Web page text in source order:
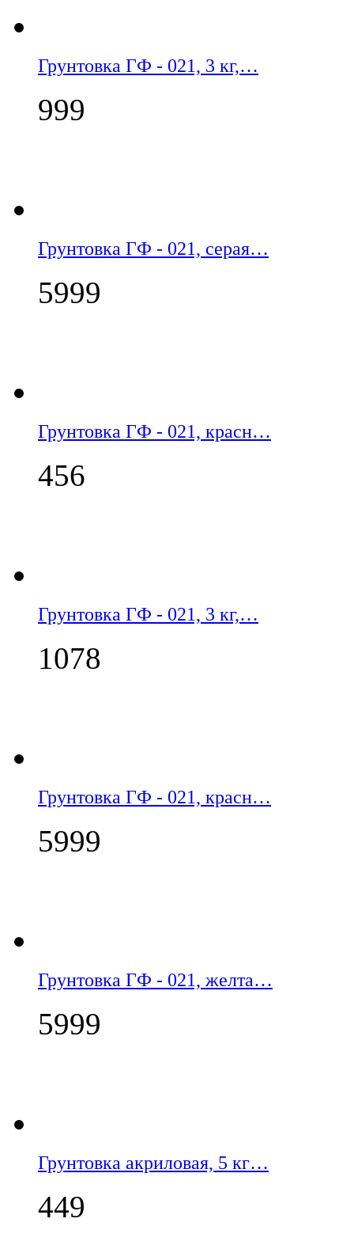
Грунтовка ГФ - 021, 3 кг,…
999
Грунтовка ГФ - 021, серая…
5999
Грунтовка ГФ - 021, красн…
456
Грунтовка ГФ - 021, 3 кг,…
1078
Грунтовка ГФ - 021, красн…
5999
Грунтовка ГФ - 021, желта…
5999
Грунтовка акриловая, 5 кг…
449